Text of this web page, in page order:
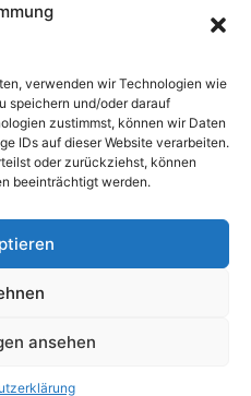
verwenden wir Technologien wie
speichern und/oder darauf
zustimmst, können wir Daten
IDs auf dieser Website verarbeiten.
oder zurückziehst, können
beeinträchtigt werden.
ansehen